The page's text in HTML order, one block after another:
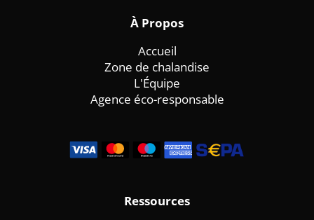
À Propos
Accueil
Zone de chalandise
L'Équipe
Agence éco-responsable
Ressources